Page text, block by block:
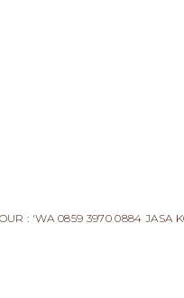
: 'WA 0859 3970 0884 JASA